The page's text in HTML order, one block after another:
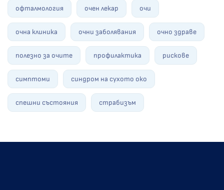
офталмология очен лекар очи
очна клиника очни заболявания очно здраве
полезно за очите профилактика рискове
симптоми синдром на сухото око
спешни състояния страбизъм